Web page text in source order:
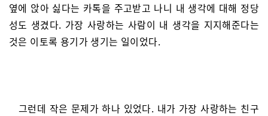
옆에 앉아 싫다는 카톡을 주고받고 나니 내 생각에 대해 정당
성도 생겼다. 가장 사랑하는 사람이 내 생각을 지지해준다는
것은 이토록 용기가 생기는 일이었다.
그런데 작은 문제가 하나 있었다. 내가 가장 사랑하는 친구